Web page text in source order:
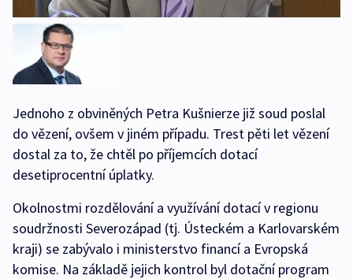
Jednoho z obviněných Petra Kušnierze již soud poslal
do vězení, ovšem v jiném případu. Trest pěti let vězení
dostal za to, že chtěl po příjemcích dotací
desetiprocentní úplatky.
Okolnostmi rozdělování a využívání dotací v regionu
soudržnosti Severozápad (tj. Ústeckém a Karlovarském
kraji) se zabývalo i ministerstvo financí a Evropská
komise. Na základě jejich kontrol byl dotační program